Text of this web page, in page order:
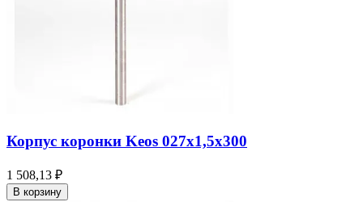
Корпус коронки Keos 027x1,5x300
1 508,13 ₽
В корзину